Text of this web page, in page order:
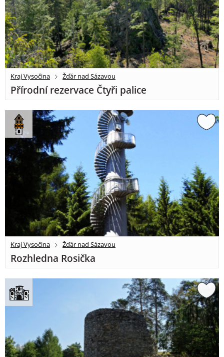
Kraj Vysočina Žďár nad Sázavou
Přírodní rezervace Čtyři palice
Kraj Vysočina Žďár nad Sázavou
Rozhledna Rosička